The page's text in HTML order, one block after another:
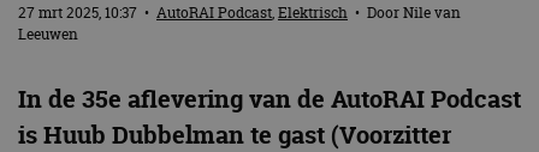
27 mrt 2025, 10:37 • AutoRAI Podcast,Elektrisch • DoorNile van
Leeuwen
In de 35e aflevering van de AutoRAI Podcast
is Huub Dubbelman te gast (Voorzitter